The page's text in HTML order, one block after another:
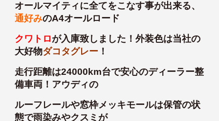
オールマイティに全てをこなす事が出来る、
通好みのA4オールロード
クワトロが入庫致しました！外装色は当社の
大好物ダコタグレー ！
走行距離は24000km台で安心のディーラー整
備車両！アウディの
ルーフレールや窓枠メッキモールは保管の状
態で雨染みやクスミが